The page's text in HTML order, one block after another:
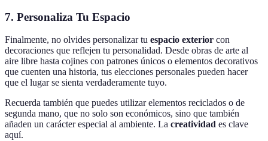
7. Personaliza Tu Espacio
Finalmente, no olvides personalizar tu espacio exterior con
decoraciones que reflejen tu personalidad. Desde obras de arte al
aire libre hasta cojines con patrones únicos o elementos decorativos
que cuenten una historia, tus elecciones personales pueden hacer
que el lugar se sienta verdaderamente tuyo.
Recuerda también que puedes utilizar elementos reciclados o de
segunda mano, que no solo son económicos, sino que también
añaden un carácter especial al ambiente. La creatividad es clave
aquí.